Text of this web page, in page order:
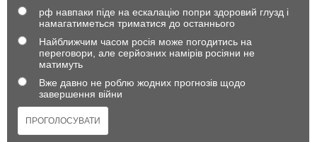
рф навпаки піде на ескалацію попри здоровий глузд і
намагатиметься триматися до останнього
Найближчим часом росія може погодитись на
переговори, але серйозних намірів росіяни не
матимуть
Вже давно не роблю жодних прогнозів щодо
завершення війни